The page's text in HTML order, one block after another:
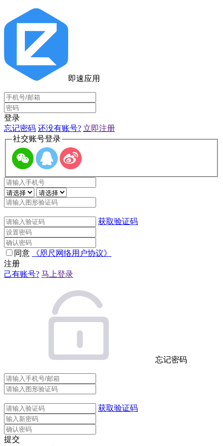
即速应用
登录
忘记密码 还没有账号? 立即注册
社交账号登录
获取验证码
同意
《咫尺网络用户协议》
注册
己有账号? 马上登录
忘记密码
获取验证码
提交